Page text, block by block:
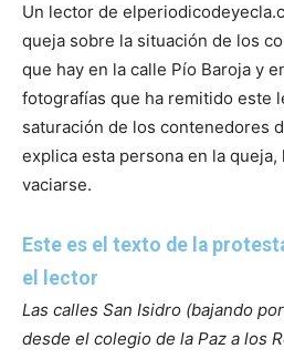
Un lector de
queja sobre la situación de los
que hay en la calle Pío Baroja y
fotografías que ha remitido este
saturación de los contenedores
explica esta persona en la
vaciarse.
Este es el texto de la
el lector
Las calles San Isidro (bajando
desde el colegio de la Paz a los